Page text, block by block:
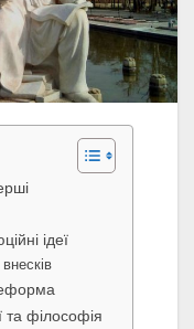
ідеї
та філософія